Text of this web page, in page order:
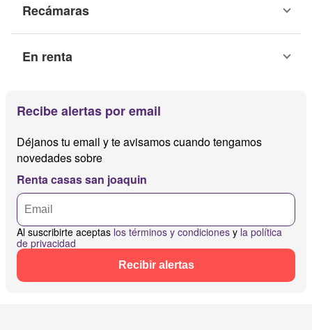
Recámaras
En renta
Recibe alertas por email
Déjanos tu email y te avisamos cuando tengamos
novedades sobre
Renta casas san joaquin
Al suscribirte aceptas los términos y condiciones y la política
de privacidad
Recibir alertas